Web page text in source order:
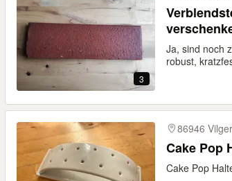
3
Ja, sind noch
robust,
86946
Cake Pop
Cake Pop